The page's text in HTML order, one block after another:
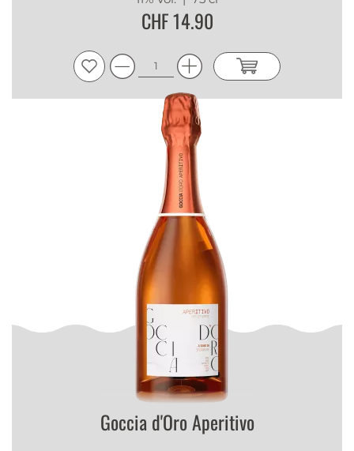
CHF 14.90
Goccia d'Oro Aperitivo